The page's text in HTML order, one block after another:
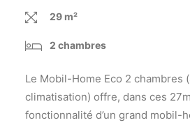
29 m²
2 chambres
Le Mobil-Home Eco 2 chambres
climatisation) offre, dans ces
fonctionnalité d’un grand mobil-